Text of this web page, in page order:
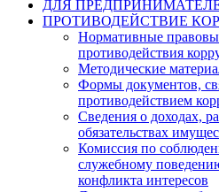
ДЛЯ
ПРОТИВОДЕЙСТВИЕ
Нормативные
противодействия
Методические
Формы документов,
противодействием
Сведения о доходах,
обязательствах
Комиссия по
служебному
конфликта интересов